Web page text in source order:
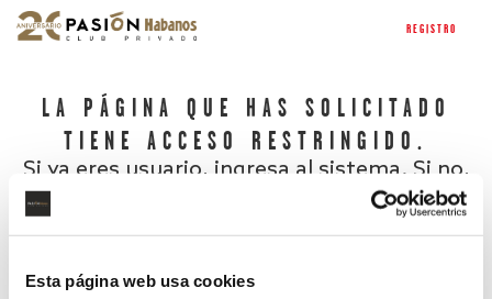
Esta página web usa cookies
REGISTRO
LA PÁGINA QUE HAS SOLICITADO
TIENE ACCESO RESTRINGIDO.
Si ya eres usuario, ingresa al sistema. Si no,